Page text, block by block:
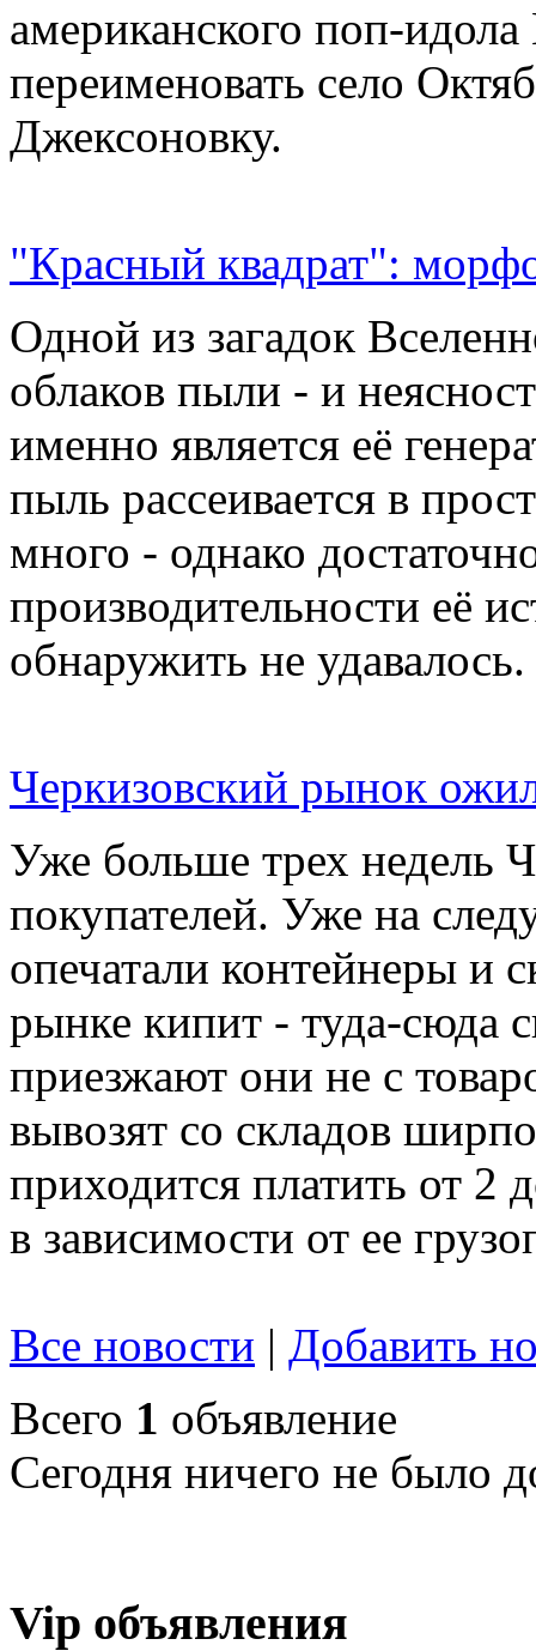
американского поп-
переименовать село
Джексоновку.
"Красный квадрат":
Одной из загадок
облаков пыли - и
именно является её
пыль рассеивается в
много - однако
производительности её
обнаружить не удавалось.
Черкизовский рынок
Уже больше трех недель
покупателей. Уже на
опечатали контейнеры и
рынке кипит - туда-сюда
приезжают они не с
вывозят со складов
приходится платить от 2
в зависимости от ее
Все новости | Добавить
Всего 1 объявление
Сегодня ничего не было
Vip объявления